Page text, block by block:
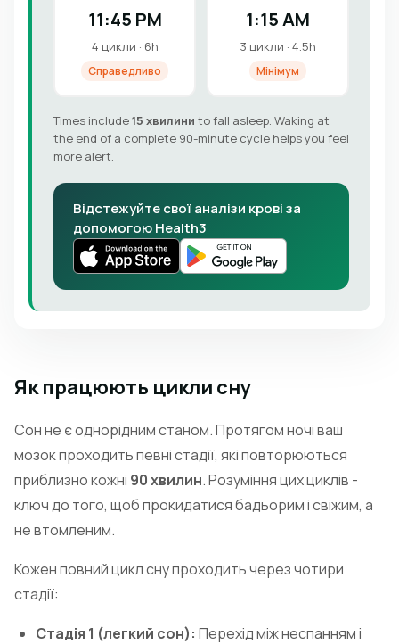
11:45 PM
4 цикли · 6h
Справедливо
1:15 AM
3 цикли · 4.5h
Мінімум
Times include15 хвилини to fall asleep. Waking at
the end of a complete 90-minute cycle helps you feel
more alert.
Відстежуйте свої аналізи крові за
допомогою Health3
Як працюють цикли сну
Сон не є однорідним станом. Протягом ночі ваш
мозок проходить певні стадії, які повторюються
приблизно кожні 90 хвилин. Розуміння цих циклів -
ключ до того, щоб прокидатися бадьорим і свіжим, а
не втомленим.
Кожен повний цикл сну проходить через чотири
стадії:
Стадія 1 (легкий сон): Перехід між неспанням і